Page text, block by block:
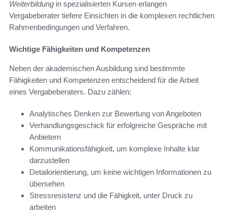
Weiterbildung in spezialisierten Kursen erlangen
Vergabeberater tiefere Einsichten in die komplexen rechtlichen
Rahmenbedingungen und Verfahren.
Wichtige Fähigkeiten und Kompetenzen
Neben der akademischen Ausbildung sind bestimmte
Fähigkeiten und Kompetenzen entscheidend für die Arbeit
eines Vergabeberaters. Dazu zählen:
Analytisches Denken zur Bewertung von Angeboten
Verhandlungsgeschick für erfolgreiche Gespräche mit
Anbietern
Kommunikationsfähigkeit, um komplexe Inhalte klar
darzustellen
Detailorientierung, um keine wichtigen Informationen zu
übersehen
Stressresistenz und die Fähigkeit, unter Druck zu
arbeiten